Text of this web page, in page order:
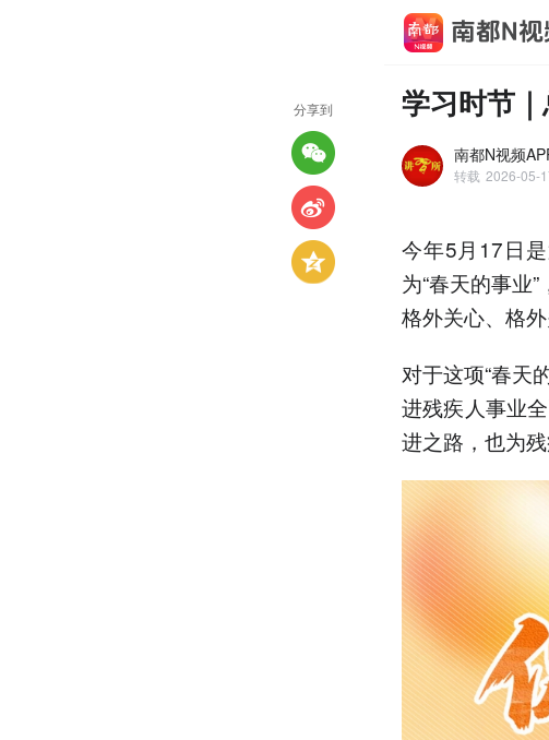
学习时节
南都N视频
转载 2026-05-
今年5月17日
为“春天的事业
格外关心、格外
对于这项“春天
进残疾人事业
进之路，也为
分享到